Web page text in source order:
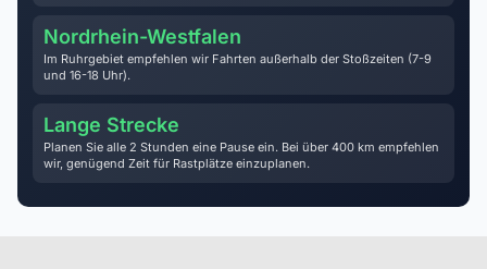
Nordrhein-Westfalen
Im Ruhrgebiet empfehlen wir Fahrten außerhalb der Stoßzeiten (7-9
und 16-18 Uhr).
Lange Strecke
Planen Sie alle 2 Stunden eine Pause ein. Bei über 400 km empfehlen
wir, genügend Zeit für Rastplätze einzuplanen.